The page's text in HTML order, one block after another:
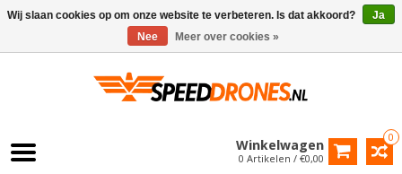
0
Winkelwagen
0 Artikelen / €0,00
Wij slaan cookies op om onze website te verbeteren. Is dat akkoord?
Ja
Nee
Meer over cookies »